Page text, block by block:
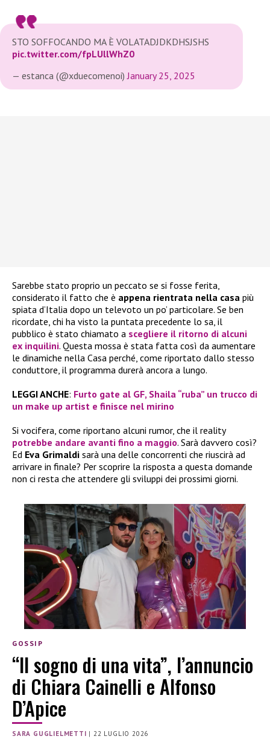
STO SOFFOCANDO MA È VOLATADJDKDHSJSHS
pic.twitter.com/fpLUllWhZ0
— estanca (@xduecomenoi)January 25, 2025
Sarebbe stato proprio un peccato se si fosse ferita,
considerato il fatto che è appena rientrata nella casa più
spiata d’Italia dopo un televoto un po’ particolare. Se ben
ricordate, chi ha visto la puntata precedente lo sa, il
pubblico è stato chiamato a scegliere il ritorno di alcuni
ex inquilini. Questa mossa è stata fatta così da aumentare
le dinamiche nella Casa perché, come riportato dallo stesso
conduttore, il programma durerà ancora a lungo.
LEGGI ANCHE: Furto gate al GF, Shaila “ruba” un trucco di
un make up artist e finisce nel mirino
Si vocifera, come riportano alcuni rumor, che il reality
potrebbe andare avanti fino a maggio. Sarà davvero così?
Ed Eva Grimaldi sarà una delle concorrenti che riuscirà ad
arrivare in finale? Per scoprire la risposta a questa domande
non ci resta che attendere gli sviluppi dei prossimi giorni.
GOSSIP
“Il sogno di una vita”, l’annuncio
di Chiara Cainelli e Alfonso
D’Apice
SARA GUGLIELMETTI | 22 LUGLIO 2026